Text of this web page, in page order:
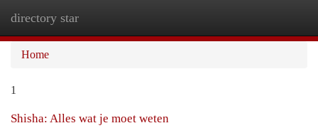
directory star
Home
1
Shisha: Alles wat je moet weten